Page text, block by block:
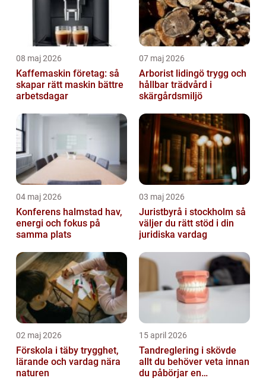
08 maj 2026
Kaffemaskin företag: så
skapar rätt maskin bättre
arbetsdagar
07 maj 2026
Arborist lidingö trygg och
hållbar trädvård i
skärgårdsmiljö
04 maj 2026
Konferens halmstad hav,
energi och fokus på
samma plats
03 maj 2026
Juristbyrå i stockholm så
väljer du rätt stöd i din
juridiska vardag
02 maj 2026
Förskola i täby trygghet,
lärande och vardag nära
naturen
15 april 2026
Tandreglering i skövde
allt du behöver veta innan
du påbörjar en